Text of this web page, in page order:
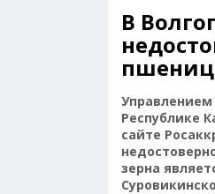
В
Управлением
Республике
сайте
зерна